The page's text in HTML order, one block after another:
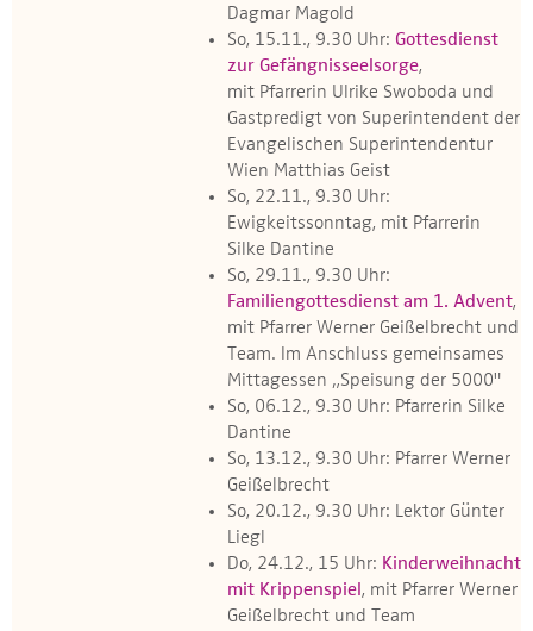
Dagmar Magold
So, 15.11., 9.30 Uhr: Gottesdienst
zur Gefängnisseelsorge,
mit Pfarrerin Ulrike Swoboda und
Gastpredigt von Superintendent der
Evangelischen Superintendentur
Wien Matthias Geist
So, 22.11., 9.30 Uhr:
Ewigkeitssonntag, mit Pfarrerin
Silke Dantine
So, 29.11., 9.30 Uhr:
Familiengottesdienst am 1. Advent,
mit Pfarrer Werner Geißelbrecht und
Team. Im Anschluss gemeinsames
Mittagessen „Speisung der 5000"
So, 06.12., 9.30 Uhr: Pfarrerin Silke
Dantine
So, 13.12., 9.30 Uhr: Pfarrer Werner
Geißelbrecht
So, 20.12., 9.30 Uhr: Lektor Günter
Liegl
Do, 24.12., 15 Uhr: Kinderweihnacht
mit Krippenspiel , mit Pfarrer Werner
Geißelbrecht und Team